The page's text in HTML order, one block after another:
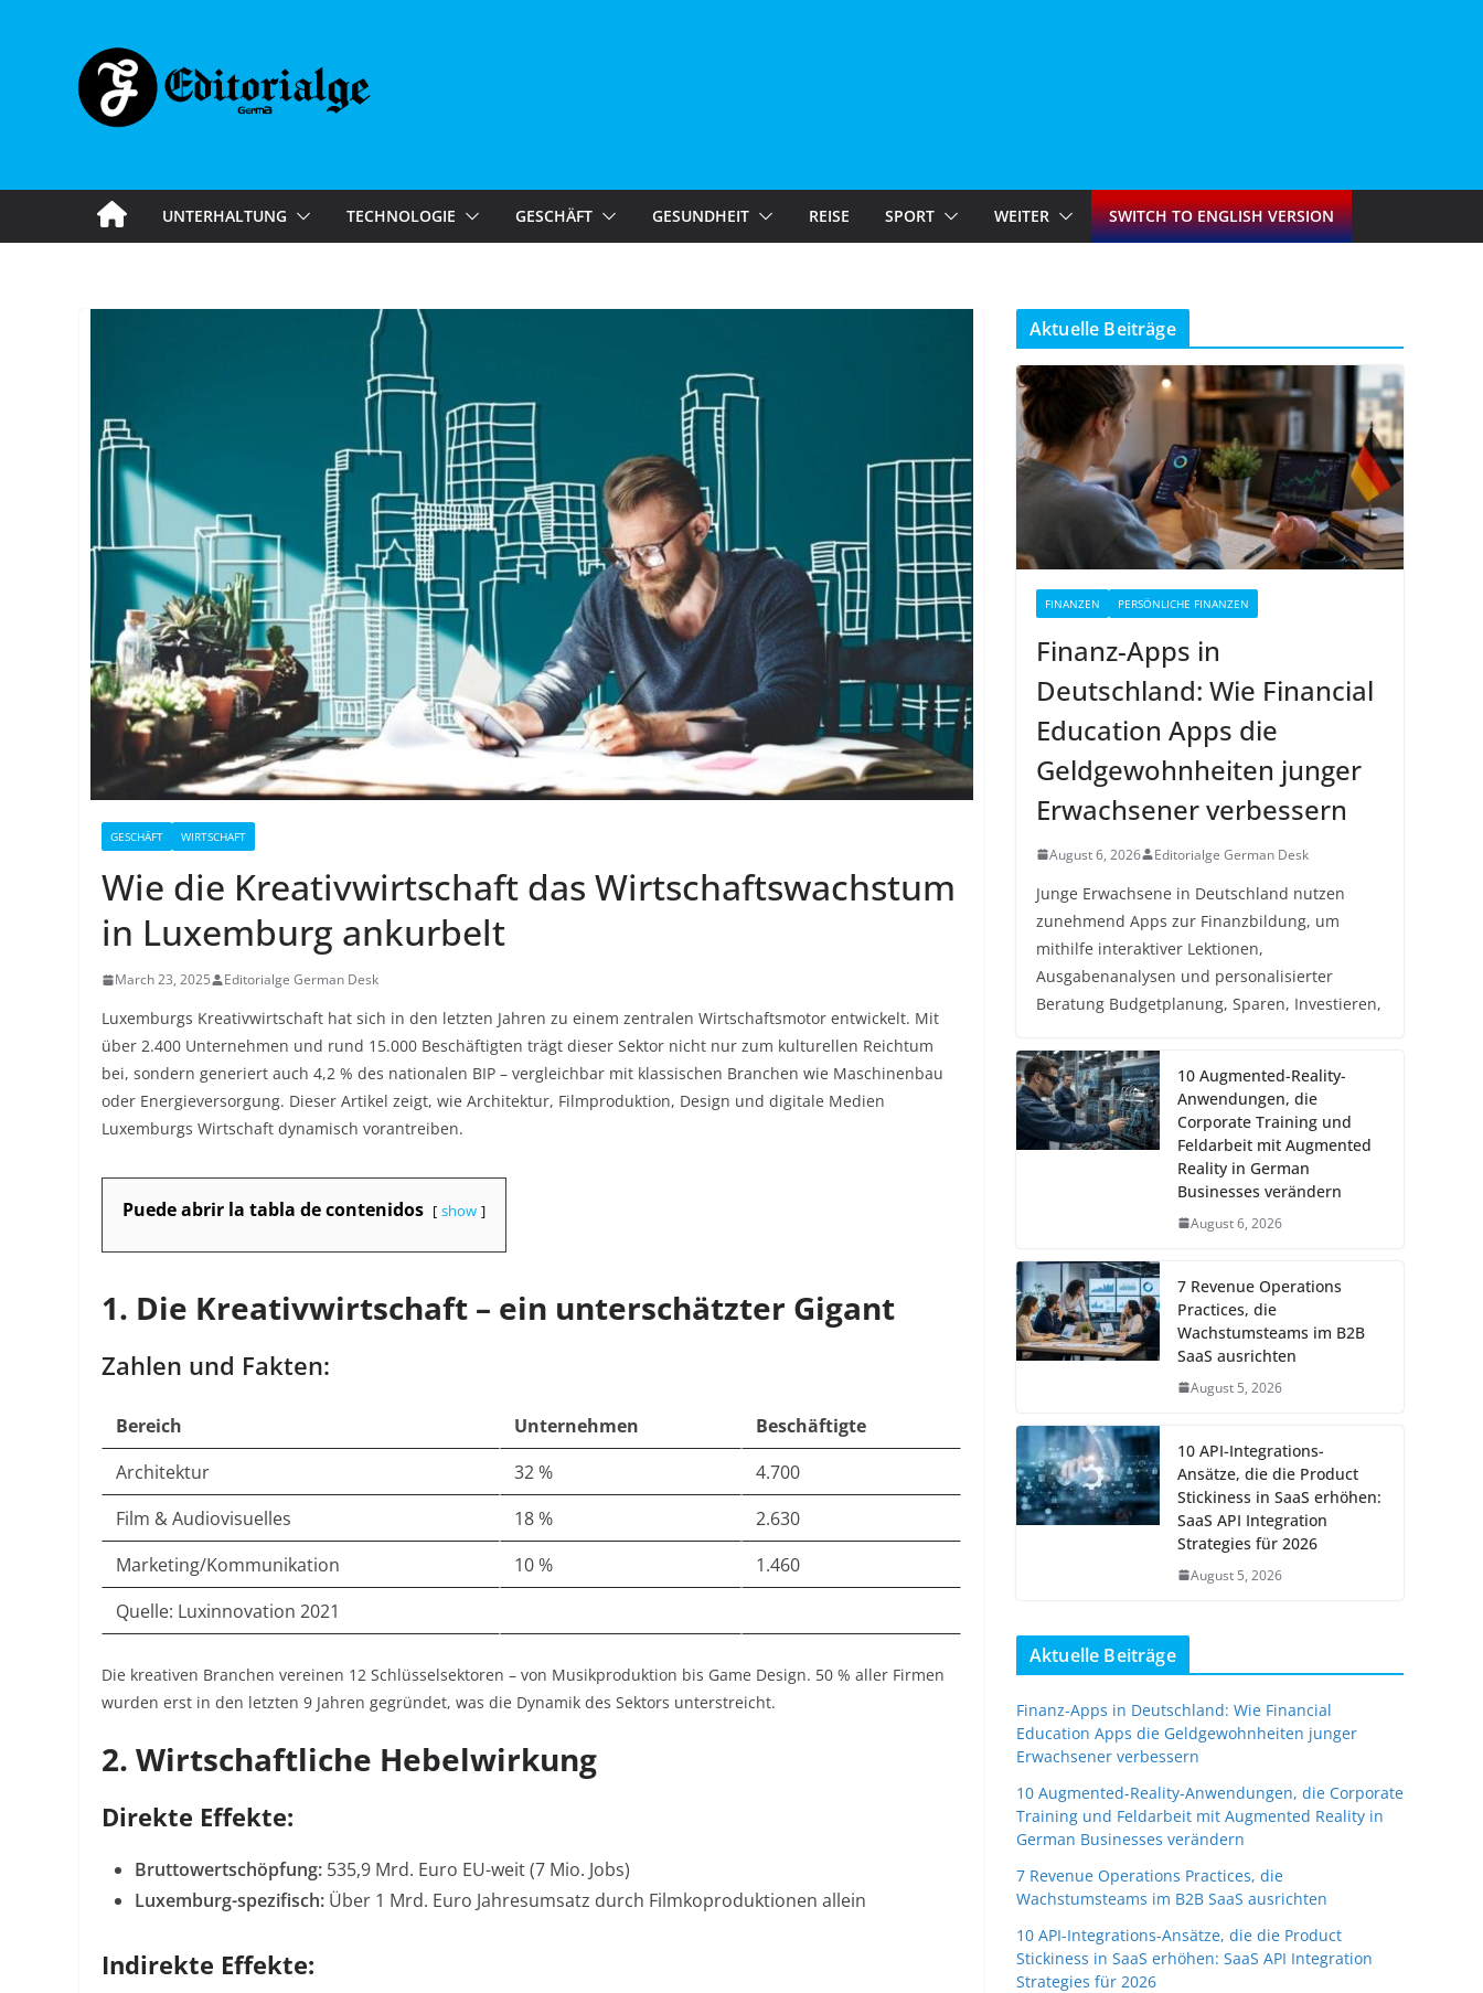
UNTERHALTUNG TECHNOLOGIE GESCHÄFT GESUNDHEIT REISE SPORT WEITER SWITCH TO ENGLISH VERSION
GESCHÄFT WIRTSCHAFT
Wie die Kreativwirtschaft das Wirtschaftswachstum
in Luxemburg ankurbelt
March 23, 2025 Editorialge German Desk
Luxemburgs Kreativwirtschaft hat sich in den letzten Jahren zu einem zentralen Wirtschaftsmotor entwickelt. Mit
über 2.400 Unternehmen und rund 15.000 Beschäftigten trägt dieser Sektor nicht nur zum kulturellen Reichtum
bei, sondern generiert auch 4,2 % des nationalen BIP – vergleichbar mit klassischen Branchen wie Maschinenbau
oder Energieversorgung. Dieser Artikel zeigt, wie Architektur, Filmproduktion, Design und digitale Medien
Luxemburgs Wirtschaft dynamisch vorantreiben.
Puede abrir la tabla de contenidos show
1. Die Kreativwirtschaft – ein unterschätzter Gigant
Zahlen und Fakten:
Bereich Unternehmen
Beschäftigte
Architektur
32 %
4.700
Film & Audiovisuelles
18 %
2.630
Marketing/Kommunikation
10 %
1.460
Quelle: Luxinnovation 2021
Die kreativen Branchen vereinen 12 Schlüsselsektoren – von Musikproduktion bis Game Design. 50 % aller Firmen
wurden erst in den letzten 9 Jahren gegründet, was die Dynamik des Sektors unterstreicht.
2. Wirtschaftliche Hebelwirkung
Direkte Effekte:
Bruttowertschöpfung: 535,9 Mrd. Euro EU-weit (7 Mio. Jobs)
Luxemburg-spezifisch: Über 1 Mrd. Euro Jahresumsatz durch Filmkoproduktionen allein
Indirekte Effekte:
Aktuelle Beiträge
FINANZEN PERSÖNLICHE FINANZEN
Finanz-Apps in
Deutschland: Wie Financial
Education Apps die
Geldgewohnheiten junger
Erwachsener verbessern
August 6, 2026 Editorialge German Desk
Junge Erwachsene in Deutschland nutzen
zunehmend Apps zur Finanzbildung, um
mithilfe interaktiver Lektionen,
Ausgabenanalysen und personalisierter
Beratung Budgetplanung, Sparen, Investieren,
10 Augmented-Reality-
Anwendungen, die
Corporate Training und
Feldarbeit mit Augmented
Reality in German
Businesses verändern
August 6, 2026
7 Revenue Operations
Practices, die
Wachstumsteams im B2B
SaaS ausrichten
August 5, 2026
10 API-Integrations-
Ansätze, die die Product
Stickiness in SaaS erhöhen:
SaaS API Integration
Strategies für 2026
August 5, 2026
Aktuelle Beiträge
Finanz-Apps in Deutschland: Wie Financial
Education Apps die Geldgewohnheiten junger
Erwachsener verbessern
10 Augmented-Reality-Anwendungen, die Corporate
Training und Feldarbeit mit Augmented Reality in
German Businesses verändern
7 Revenue Operations Practices, die
Wachstumsteams im B2B SaaS ausrichten
10 API-Integrations-Ansätze, die die Product
Stickiness in SaaS erhöhen: SaaS API Integration
Strategies für 2026